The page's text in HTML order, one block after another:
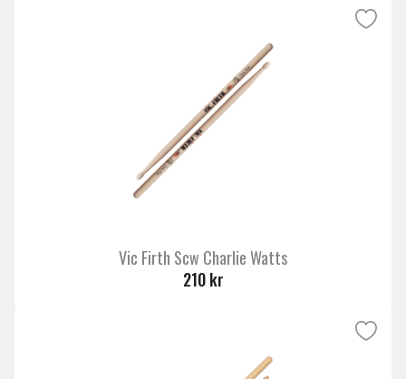
Vic Firth Scw Charlie Watts
210 kr